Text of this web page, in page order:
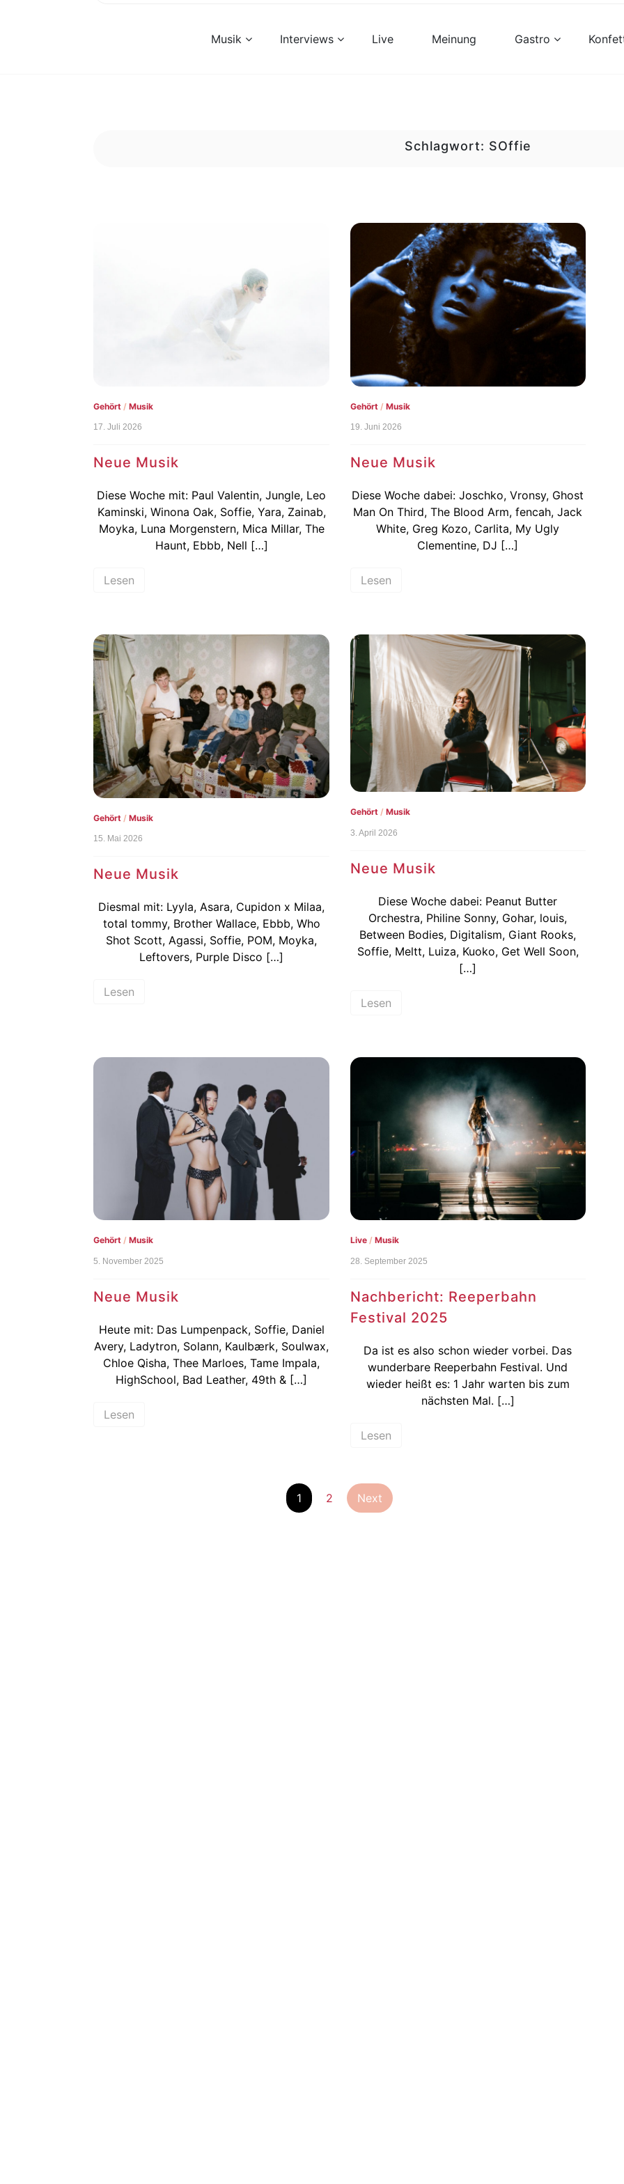
Musik Interviews Live Meinung Gastro
Schlagwort: SOffie
Gehört /Musik
17. Juli 2026
Neue Musik
Diese Woche mit: Paul Valentin, Jungle, Leo
Kaminski, Winona Oak, Soffie, Yara, Zainab,
Moyka, Luna Morgenstern, Mica Millar, The
Haunt, Ebbb, Nell […]
Lesen
Gehört/ Musik
19. Juni 2026
Neue Musik
Diese Woche dabei: Joschko, Vronsy, Ghost
Man On Third, The Blood Arm, fencah, Jack
White, Greg Kozo, Carlita, My Ugly
Clementine, DJ […]
Lesen
Gehört /Musik
15. Mai 2026
Neue Musik
Diesmal mit: Lyyla, Asara, Cupidon x Milaa,
total tommy, Brother Wallace, Ebbb, Who
Shot Scott, Agassi, Soffie, POM, Moyka,
Leftovers, Purple Disco […]
Lesen
Gehört/ Musik
3. April 2026
Neue Musik
Diese Woche dabei: Peanut Butter
Orchestra, Philine Sonny, Gohar, louis,
Between Bodies, Digitalism, Giant Rooks,
Soffie, Meltt, Luiza, Kuoko, Get Well Soon,
[…]
Lesen
Gehört /Musik
5. November 2025
Neue Musik
Heute mit: Das Lumpenpack, Soffie, Daniel
Avery, Ladytron, Solann, Kaulbærk, Soulwax,
Chloe Qisha, Thee Marloes, Tame Impala,
HighSchool, Bad Leather, 49th & […]
Lesen
Live/ Musik
28. September 2025
Nachbericht: Reeperbahn
Festival 2025
Da ist es also schon wieder vorbei. Das
wunderbare Reeperbahn Festival. Und
wieder heißt es: 1 Jahr warten bis zum
nächsten Mal. […]
Lesen
Seitennummerierung
1 2 Next